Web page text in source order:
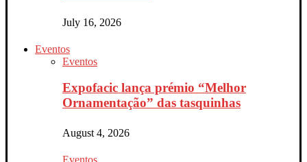
July 16, 2026
Eventos
Eventos
Expofacic lança prémio “Melhor
Ornamentação” das tasquinhas
August 4, 2026
Eventos